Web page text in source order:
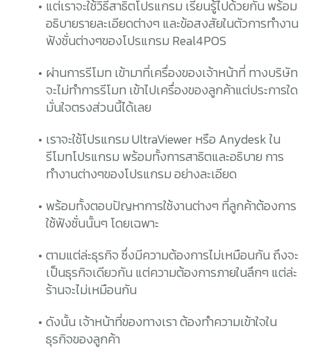
แต่เราจะใช้วิธีสาธิตโปรแกรม เรียนรู้ไปด้วยกัน พร้อม
อธิบายรายละเอียดต่างๆ และข้อสงสัยในตัวการทำงาน
ฟังชั่นต่างๆของโปรแกรม Real4POS
ผ่านการรีโมท เข้ามาที่เครื่องของเจ้าหน้าที่ ทางบริษัท
จะไม่ทำการรีโมท เข้าไปเครื่องของลูกค้าแต่ประการใด
มั่นใจตรงส่วนนี้ได้เลย
เราจะใช้โปรแกรม UltraViewer หรือ Anydesk ใน
รีโมทโปรแกรม พร้อมทั้งการสาธิตและอธิบาย การ
ทำงานต่างๆของโปรแกรม อย่างละเอียด
พร้อมทั้งตอบปัญหาการใช้งานต่างๆ ที่ลูกค้าต้องการ
ใช้ฟังชั่นนั้นๆ โดยเฉพาะ
ตามแต่ล่ะธุรกิจ ซึ่งมีความต้องการไม่เหมือนกัน ถึงจะ
เป็นธุรกิจเดียวกัน แต่ความต้องการภายในลึกๆ แต่ล่ะ
ร้านจะไม่เหมือนกัน
ดังนั้น เจ้าหน้าที่ของทางเรา ต้องทำความเข้าใจใน
ธุรกิจของลูกค้า